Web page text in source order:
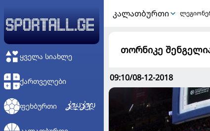
ᲧᲕᲔᲚᲐ ᲡᲘᲐᲮᲚᲔ
ᲥᲐᲠᲗᲕᲔᲚᲔᲑᲘ
ᲤᲔᲮᲑᲣᲠᲗᲘ
ᲙᲐᲚᲐᲗᲑᲣᲠᲗᲘ
თორნიკე
09:10/08-12-2018